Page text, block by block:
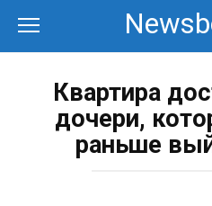
контенту
Квартира
дочери,
раньше